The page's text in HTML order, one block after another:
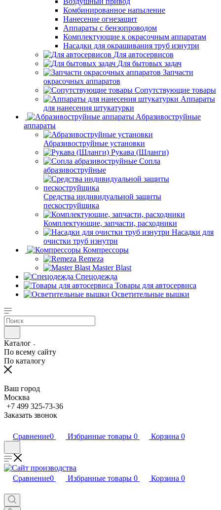
Комбинированное напыление
Нанесение огнезащит
Аппараты с бензопроводом
Комплектующие к окрасочным аппаратам
Насадки для окрашивания труб изнутри
Для автосервисов
Для бытовых задач
Запчасти
окрасочных аппаратов
Сопутствующие товары
Аппараты
для нанесения штукатурки
Aбразивоструйные
аппараты
Абразивоструйные установки
Рукава (Шланги)
Сопла
абразивоструйные
Средства индивидуальной защиты
пескоструйщика
Комплектующие, запчасти, расходники
Насадки для
очистки труб изнутри
Компрессоры
Remeza
Master Blast
Спецодежда
Товары для автосервиса
Осветительные вышки
Каталог
По всему сайту
По каталогу
Ваш город
Москва
+7 499 325-73-36
Заказать звонок
Сравнение0 Избранные товары 0 Корзина 0
Сравнение0 Избранные товары 0 Корзина 0